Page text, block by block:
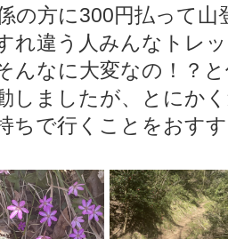
の方に300円払って
れ違う人みんなトレ
んなに大変なの！？
しましたが、とにか
ちで行くことをおす